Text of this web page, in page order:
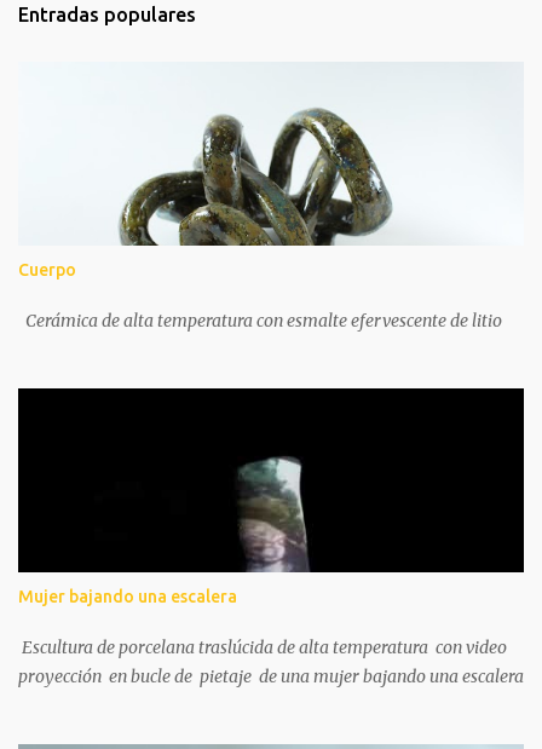
Entradas populares
Cuerpo
Cerámica de alta temperatura con esmalte efervescente de litio
Mujer bajando una escalera
Escultura de porcelana traslúcida de alta temperatura con video
proyección en bucle de pietaje de una mujer bajando una escalera